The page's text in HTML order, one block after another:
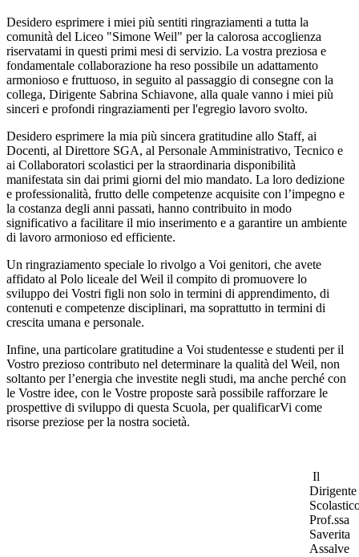
Desidero esprimere i miei più sentiti ringraziamenti a tutta la
comunità del Liceo "Simone Weil" per la calorosa accoglienza
riservatami in questi primi mesi di servizio. La vostra preziosa e
fondamentale collaborazione ha reso possibile un adattamento
armonioso e fruttuoso, in seguito al passaggio di consegne con la
collega, Dirigente Sabrina Schiavone, alla quale vanno i miei più
sinceri e profondi ringraziamenti per l'egregio lavoro svolto.
Desidero esprimere la mia più sincera gratitudine allo Staff, ai
Docenti, al Direttore SGA, al Personale Amministrativo, Tecnico e
ai Collaboratori scolastici per la straordinaria disponibilità
manifestata sin dai primi giorni del mio mandato. La loro dedizione
e professionalità, frutto delle competenze acquisite con l’impegno e
la costanza degli anni passati, hanno contribuito in modo
significativo a facilitare il mio inserimento e a garantire un ambiente
di lavoro armonioso ed efficiente.
Un ringraziamento speciale lo rivolgo a Voi genitori, che avete
affidato al Polo liceale del Weil il compito di promuovere lo
sviluppo dei Vostri figli non solo in termini di apprendimento, di
contenuti e competenze disciplinari, ma soprattutto in termini di
crescita umana e personale.
Infine, una particolare gratitudine a Voi studentesse e studenti per il
Vostro prezioso contributo nel determinare la qualità del Weil, non
soltanto per l’energia che investite negli studi, ma anche perché con
le Vostre idee, con le Vostre proposte sarà possibile rafforzare le
prospettive di sviluppo di questa Scuola, per qualificarVi come
risorse preziose per la nostra società.
Il
Dirigente
Prof.ssa
Saverita
Assalve